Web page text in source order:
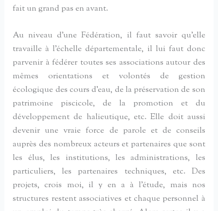
fait un grand pas en avant.
Au niveau d’une Fédération, il faut savoir qu’elle
travaille à l’échelle départementale, il lui faut donc
parvenir à fédérer toutes ses associations autour des
mêmes orientations et volontés de gestion
écologique des cours d’eau, de la préservation de son
patrimoine piscicole, de la promotion et du
développement de halieutique, etc. Elle doit aussi
devenir une vraie force de parole et de conseils
auprès des nombreux acteurs et partenaires que sont
les élus, les institutions, les administrations, les
particuliers, les partenaires techniques, etc. Des
projets, crois moi, il y en a à l’étude, mais nos
structures restent associatives et chaque personnel à